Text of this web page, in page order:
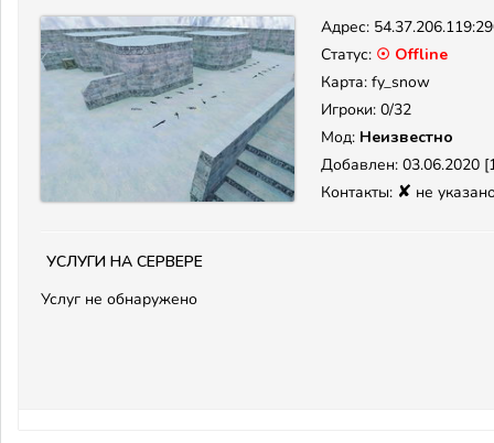
Адрес:
Статус: ☉ Offline
Карта: fy_snow
Игроки: 0/32
Мод: Неизвестно
Добавлен: 03.06.2020
Контакты: ✘ не
Услуги на сервере
Услуг не обнаружено